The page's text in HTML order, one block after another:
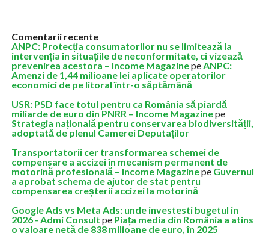
Comentarii recente
ANPC: Protecția consumatorilor nu se limitează la
intervenția în situațiile de neconformitate, ci vizează
prevenirea acestora – Income MagazinepeANPC:
Amenzi de 1,44 milioane lei aplicate operatorilor
economici de pe litoral într-o săptămână
USR: PSD face totul pentru ca România să piardă
miliarde de euro din PNRR – Income Magazinepe
Strategia națională pentru conservarea biodiversității,
adoptată de plenul Camerei Deputaților
Transportatorii cer transformarea schemei de
compensare a accizei în mecanism permanent de
motorină profesională – Income Magazinepe Guvernul
a aprobat schema de ajutor de stat pentru
compensarea creșterii accizei la motorină
Google Ads vs Meta Ads: unde investesti bugetul in
2026 - Admi Consult pe Piața media din România a atins
o valoare netă de 838 milioane de euro, în 2025